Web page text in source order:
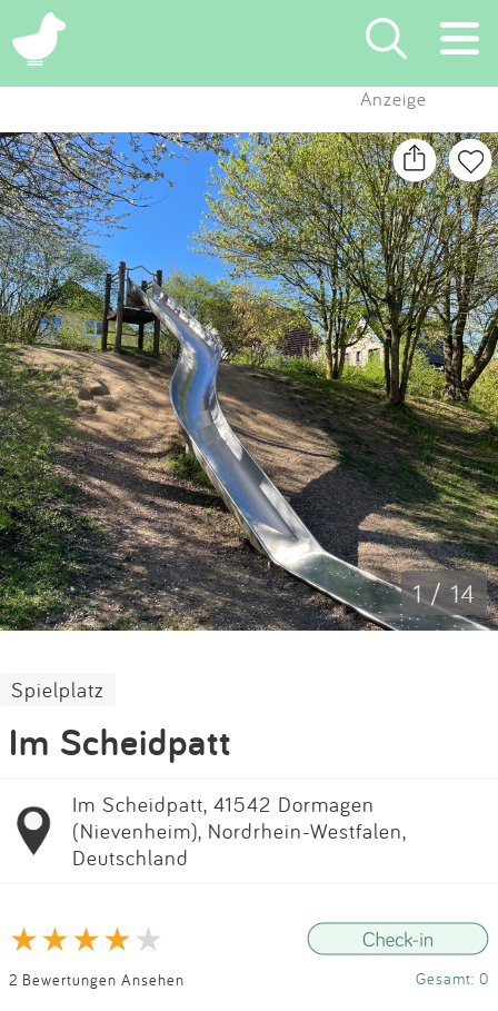
×
Suchen
Eintragen
App
Blog
Partner
Kontakt
Impressum
Anmelden
Anzeige
1 / 14
Spielplatz
Im Scheidpatt
Im Scheidpatt, 41542 Dormagen
(Nievenheim), Nordrhein-Westfalen,
Deutschland
2 Bewertungen Ansehen Gesamt: 0